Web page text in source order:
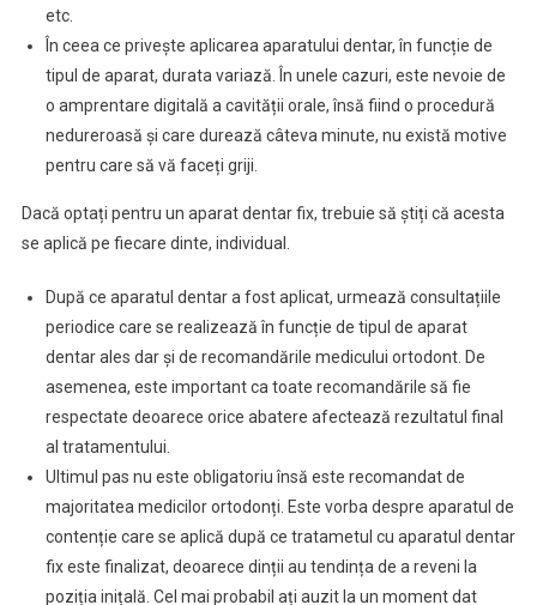
etc.
În ceea ce privește aplicarea aparatului dentar, în funcție de
tipul de aparat, durata variază. În unele cazuri, este nevoie de
o amprentare digitală a cavității orale, însă fiind o procedură
nedureroasă și care durează câteva minute, nu există motive
pentru care să vă faceți griji.
Dacă optați pentru un aparat dentar fix, trebuie să știți că acesta
se aplică pe fiecare dinte, individual.
După ce aparatul dentar a fost aplicat, urmează consultațiile
periodice care se realizează în funcție de tipul de aparat
dentar ales dar și de recomandările medicului ortodont. De
asemenea, este important ca toate recomandările să fie
respectate deoarece orice abatere afectează rezultatul final
al tratamentului.
Ultimul pas nu este obligatoriu însă este recomandat de
majoritatea medicilor ortodonți. Este vorba despre aparatul de
contenție care se aplică după ce tratametul cu aparatul dentar
fix este finalizat, deoarece dinții au tendința de a reveni la
poziția inițală. Cel mai probabil ați auzit la un moment dat